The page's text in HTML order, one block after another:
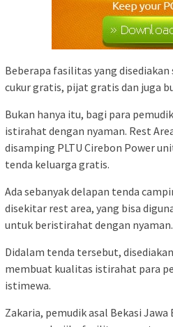
Beberapa fasilitas yang
cukur gratis, pijat gratis dan juga
Bukan hanya itu, bagi para
istirahat dengan nyaman. Rest
disamping PLTU Cirebon Power
tenda keluarga gratis.
Ada sebanyak delapan tenda
disekitar rest area, yang bisa
untuk beristirahat dengan nyaman.
Didalam tenda tersebut,
membuat kualitas istirahat para
istimewa.
Zakaria, pemudik asal Bekasi